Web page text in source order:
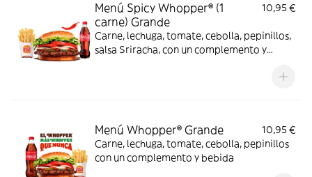
Menú Spicy Whopper® (1
carne) Grande
10,95 €
Carne, lechuga, tomate, cebolla, pepinillos,
salsa Sriracha, con un complemento y
Menú Whopper® Grande
10,95 €
Carne, lechuga, tomate, cebolla, pepinillos
con un complemento y bebida